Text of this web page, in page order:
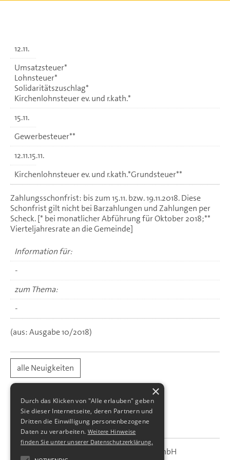
12.11.
Umsatzsteuer*
Lohnsteuer*
Solidaritätszuschlag*
Kirchenlohnsteuer ev. und r.kath.*
15.11.
Gewerbesteuer**
12.11.15.11.
Kirchenlohnsteuer ev. und r.kath.*Grundsteuer**
Zahlungsschonfrist: bis zum 15.11. bzw. 19.11.2018. Diese
Schonfrist gilt nicht bei Barzahlungen und Zahlungen per
Scheck. [* bei monatlicher Abführung für Oktober 2018;**
Vierteljahresrate an die Gemeinde]
Information für:
-
zum Thema:
-
(aus: Ausgabe 10/2018)
alle Neuigkeiten
SBS
SBS Richter, Trenner & Kollegen GmbH
×
Durch das Klicken von "Alle erlauben" geben
Sie dieser Internetseite, deren Partnern und
Dritten die Einwilligung personenbezogene
Daten zu verarbeiten. Weitere Hinweise
finden Sie unter unserer Datenschutzerklärung.